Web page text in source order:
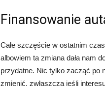
Finansowanie
Całe szczęście w ostatnim
albowiem ta zmiana dała nam
przydatne. Nic tylko zacząć po
zmienić, zwłaszcza jeśli